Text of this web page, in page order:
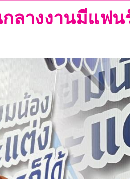
กลางงานมีแ